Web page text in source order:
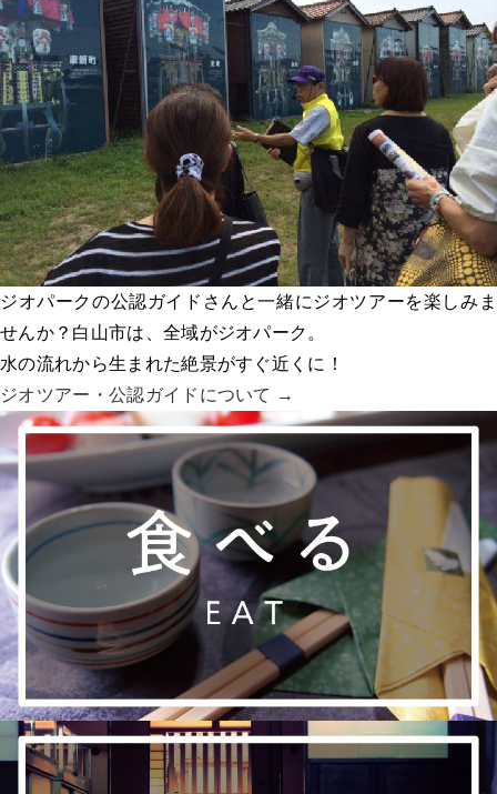
ジオパークの公認ガイドさんと一緒にジオツアーを楽しみま
せんか？白山市は、全域がジオパーク。
水の流れから生まれた絶景がすぐ近くに！
ジオツアー・ 公認ガイドについて →